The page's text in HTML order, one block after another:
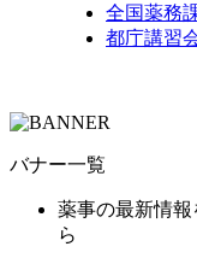
全国薬務
都庁講習
バナー一覧
薬事の最新情
ら